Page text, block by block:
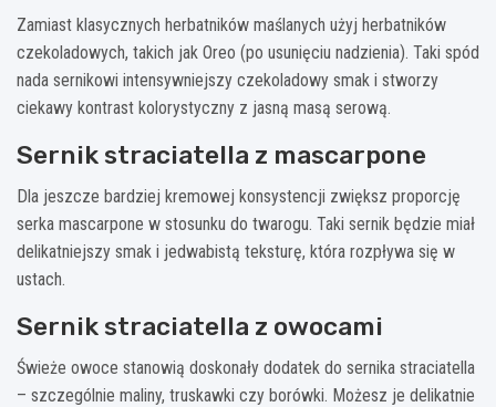
Zamiast klasycznych herbatników maślanych użyj herbatników
czekoladowych, takich jak Oreo (po usunięciu nadzienia). Taki spód
nada sernikowi intensywniejszy czekoladowy smak i stworzy
ciekawy kontrast kolorystyczny z jasną masą serową.
Sernik straciatella z mascarpone
Dla jeszcze bardziej kremowej konsystencji zwiększ proporcję
serka mascarpone w stosunku do twarogu. Taki sernik będzie miał
delikatniejszy smak i jedwabistą teksturę, która rozpływa się w
ustach.
Sernik straciatella z owocami
Świeże owoce stanowią doskonały dodatek do sernika straciatella
– szczególnie maliny, truskawki czy borówki. Możesz je delikatnie